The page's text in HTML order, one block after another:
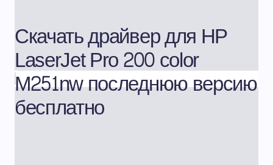
Скачать драйвер для HP
LaserJet Pro 200 color
M251nw последнюю версию
бесплатно